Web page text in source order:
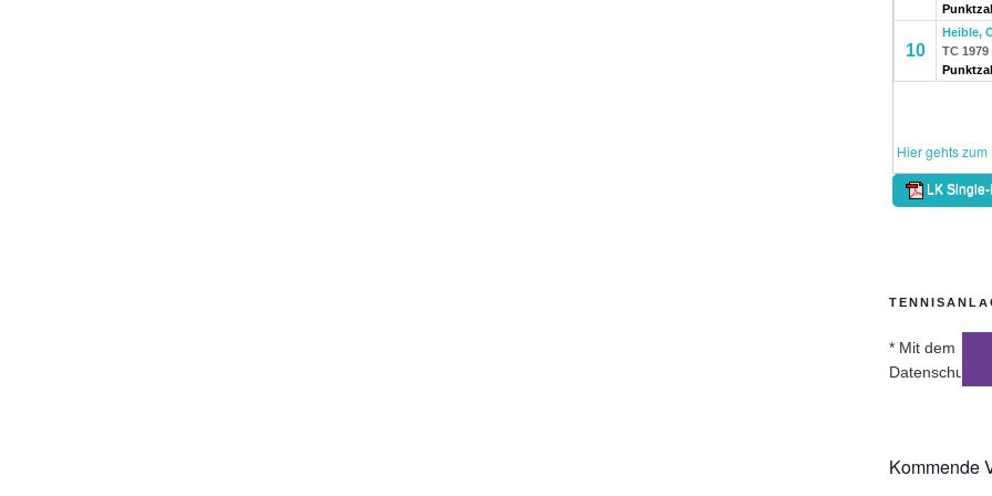
* Mit dem
Kommende